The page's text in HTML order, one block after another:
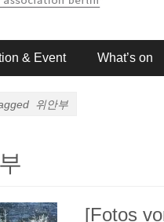
& Event What’s on
위안부
[Fotos